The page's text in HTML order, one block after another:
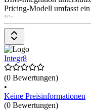
Pricing-Modell umfasst
für
Integr8
(0 Bewertungen)
•
Keine Preisinformationen
(0 Bewertungen)